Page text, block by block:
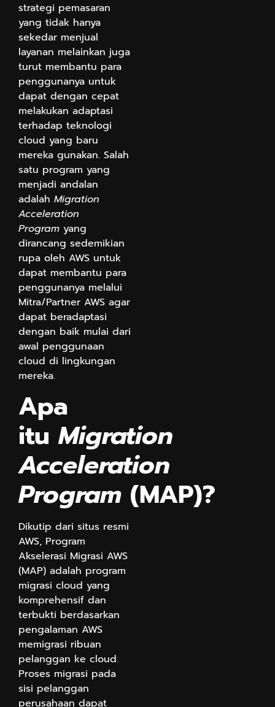
strategi pemasaran
yang tidak hanya
sekedar menjual
layanan melainkan juga
turut membantu para
penggunanya untuk
dapat dengan cepat
melakukan adaptasi
terhadap teknologi
cloud yang baru
mereka gunakan. Salah
satu program yang
menjadi andalan
adalah Migration
Acceleration
Program yang
dirancang sedemikian
rupa oleh AWS untuk
dapat membantu para
penggunanya melalui
Mitra/Partner AWS agar
dapat beradaptasi
dengan baik mulai dari
awal penggunaan
cloud di lingkungan
mereka.
Apa
itu Migration
Acceleration
Program (MAP)?
Dikutip dari situs resmi
AWS, Program
Akselerasi Migrasi AWS
(MAP) adalah program
migrasi cloud yang
komprehensif dan
terbukti berdasarkan
pengalaman AWS
memigrasi ribuan
pelanggan ke cloud.
Proses migrasi pada
sisi pelanggan
perusahaan dapat